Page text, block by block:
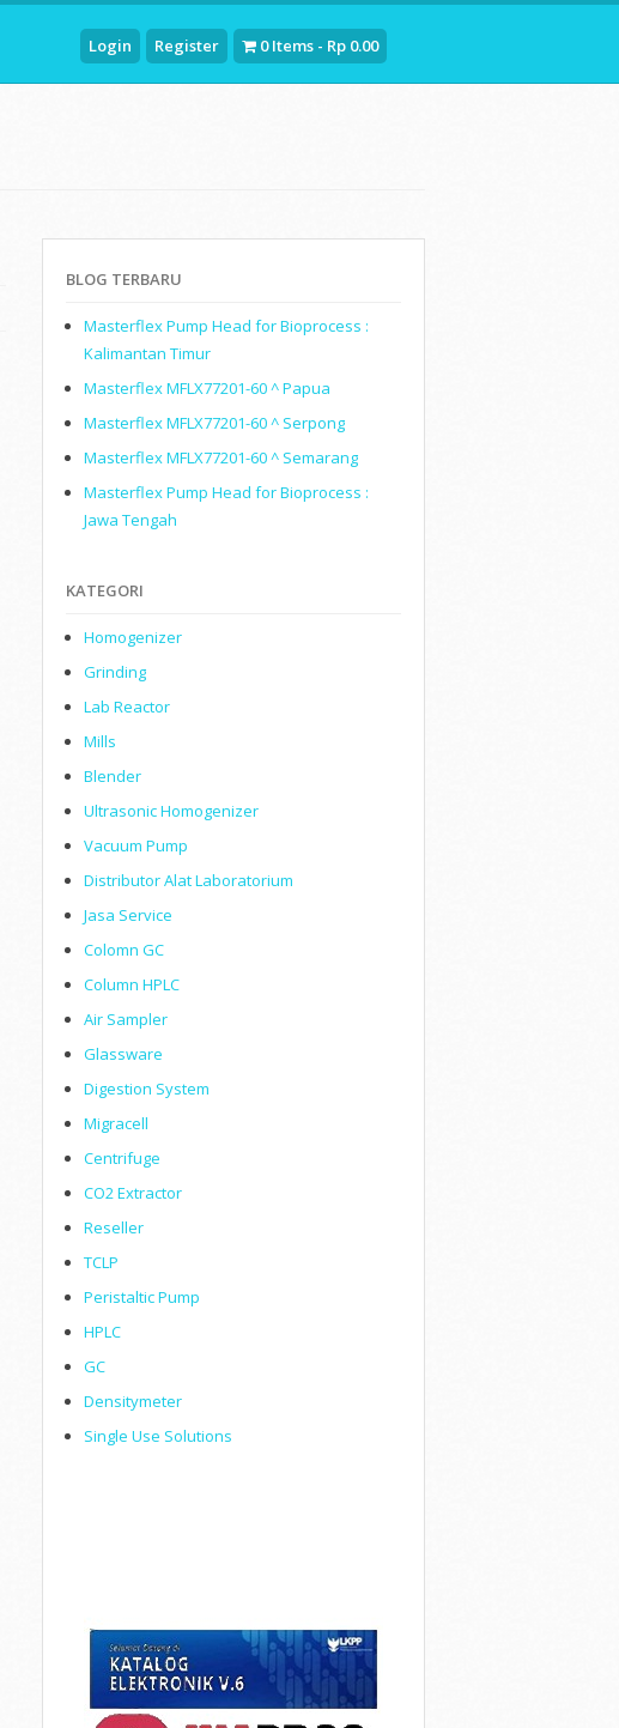
Login Register 0 Items - Rp 0.00
BLOG TERBARU
Masterflex Pump Head for Bioprocess :
Kalimantan Timur
Masterflex MFLX77201-60 ^ Papua
Masterflex MFLX77201-60 ^ Serpong
Masterflex MFLX77201-60 ^ Semarang
Masterflex Pump Head for Bioprocess :
Jawa Tengah
KATEGORI
Homogenizer
Grinding
Lab Reactor
Mills
Blender
Ultrasonic Homogenizer
Vacuum Pump
Distributor Alat Laboratorium
Jasa Service
Colomn GC
Column HPLC
Air Sampler
Glassware
Digestion System
Migracell
Centrifuge
CO2 Extractor
Reseller
TCLP
Peristaltic Pump
HPLC
GC
Densitymeter
Single Use Solutions